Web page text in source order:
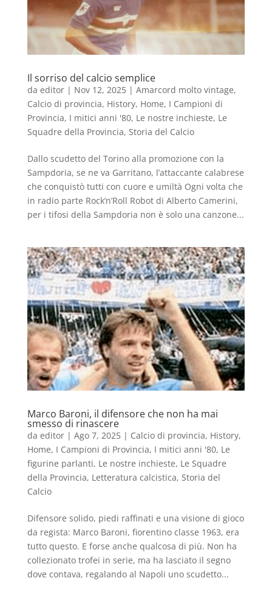
Il sorriso del calcio semplice
da editor| Nov 12, 2025| Amarcord molto vintage,
Calcio di provincia, History, Home, I Campioni di
Provincia, I mitici anni '80, Le nostre inchieste, Le
Squadre della Provincia, Storia del Calcio
Dallo scudetto del Torino alla promozione con la
Sampdoria, se ne va Garritano, l’attaccante calabrese
che conquistò tutti con cuore e umiltà Ogni volta che
in radio parte Rock’n’Roll Robot di Alberto Camerini,
per i tifosi della Sampdoria non è solo una canzone...
Marco Baroni, il difensore che non ha mai
smesso di rinascere
da editor| Ago 7, 2025| Calcio di provincia, History,
Home, I Campioni di Provincia, I mitici anni '80, Le
figurine parlanti, Le nostre inchieste, Le Squadre
della Provincia, Letteratura calcistica, Storia del
Calcio
Difensore solido, piedi raffinati e una visione di gioco
da regista: Marco Baroni, fiorentino classe 1963, era
tutto questo. E forse anche qualcosa di più. Non ha
collezionato trofei in serie, ma ha lasciato il segno
dove contava, regalando al Napoli uno scudetto...